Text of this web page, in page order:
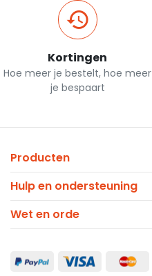
Kortingen
Hoe meer je bestelt, hoe meer
je bespaart
Producten
Hulp en ondersteuning
Wet en orde